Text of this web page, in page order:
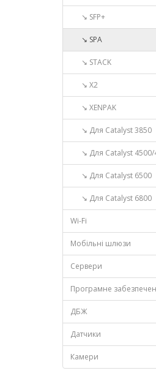
↘ SFP+
↘ SPA
↘ STACK
↘ X2
↘ XENPAK
↘ Для Catalyst 3850
↘ Для Catalyst 4500/
↘ Для Catalyst 6500
↘ Для Catalyst 6800
Wi-Fi
Мобільні шлюзи
Сервери
Програмне
ДБЖ
Датчики
Камери